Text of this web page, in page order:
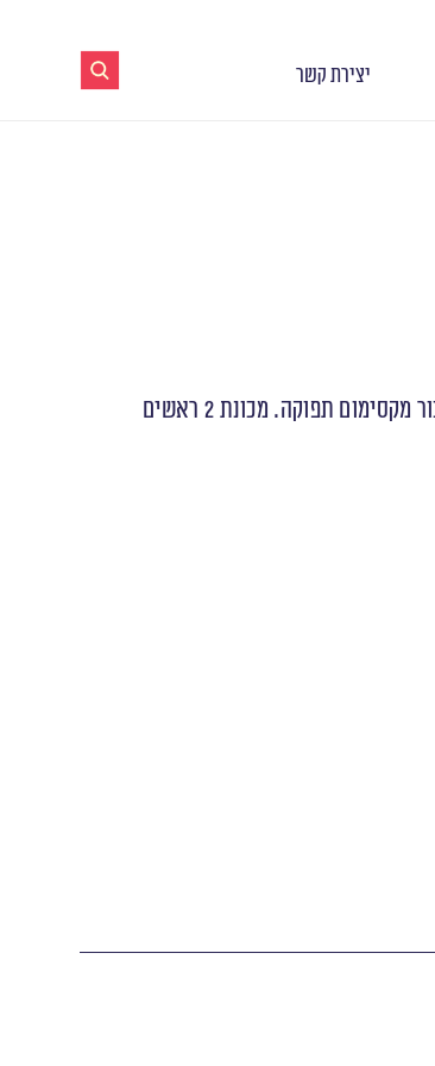
יצירת קשר
מכונת קפה מקצועית במינימום גודל עבור מקסימום תפוקה. מכונת 2 ראשים